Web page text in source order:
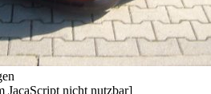
JacaScript nicht nutzbar]